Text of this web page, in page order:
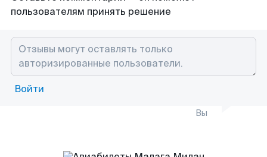
пользователям принять решение
Войти
Вы